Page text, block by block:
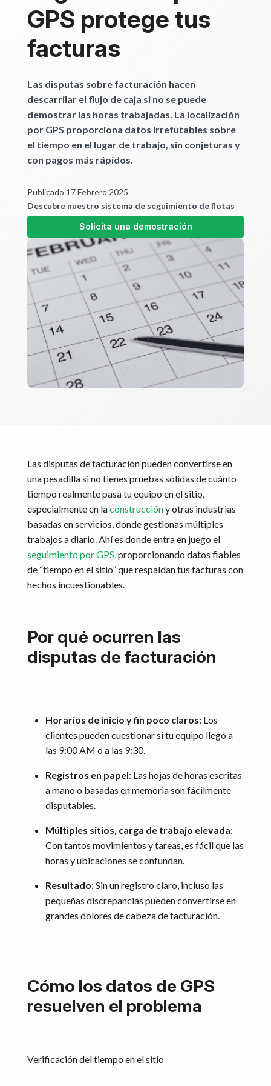
GPS protege tus
facturas
Las disputas sobre facturación hacen
descarrilar el flujo de caja si no se puede
demostrar las horas trabajadas. La localización
por GPS proporciona datos irrefutables sobre
el tiempo en el lugar de trabajo, sin conjeturas y
con pagos más rápidos.
Publicado 17 Febrero 2025
Descubre nuestro sistema de seguimiento de flotas
Solicita una demostración
Las disputas de facturación pueden convertirse en
una pesadilla si no tienes pruebas sólidas de cuánto
tiempo realmente pasa tu equipo en el sitio,
especialmente en laconstruccióny otras industrias
basadas en servicios, donde gestionas múltiples
trabajos a diario. Ahí es donde entra en juego el
seguimiento por GPS,proporcionando datos fiables
de “tiempo en el sitio” que respaldan tus facturas con
hechos incuestionables.
Por qué ocurren las
disputas de facturación
Horarios de inicio y fin poco claros: Los
clientes pueden cuestionar si tu equipo llegó a
las 9:00 AM o a las 9:30.
Registros en papel: Las hojas de horas escritas
a mano o basadas en memoria son fácilmente
disputables.
Múltiples sitios, carga de trabajo elevada:
Con tantos movimientos y tareas, es fácil que las
horas y ubicaciones se confundan.
Resultado: Sin un registro claro, incluso las
pequeñas discrepancias pueden convertirse en
grandes dolores de cabeza de facturación.
Cómo los datos de GPS
resuelven el problema
Verificación del tiempo en el sitio